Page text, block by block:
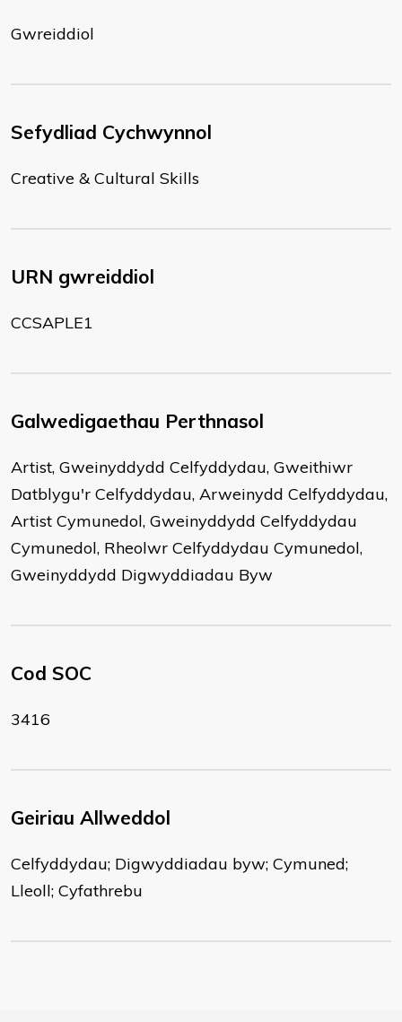
Gwreiddiol
Sefydliad Cychwynnol
Creative & Cultural Skills
URN gwreiddiol
CCSAPLE1
Galwedigaethau Perthnasol
Artist, Gweinyddydd Celfyddydau, Gweithiwr
Datblygu'r Celfyddydau, Arweinydd Celfyddydau,
Artist Cymunedol, Gweinyddydd Celfyddydau
Cymunedol, Rheolwr Celfyddydau Cymunedol,
Gweinyddydd Digwyddiadau Byw
Cod SOC
3416
Geiriau Allweddol
Celfyddydau; Digwyddiadau byw; Cymuned;
Lleoll; Cyfathrebu